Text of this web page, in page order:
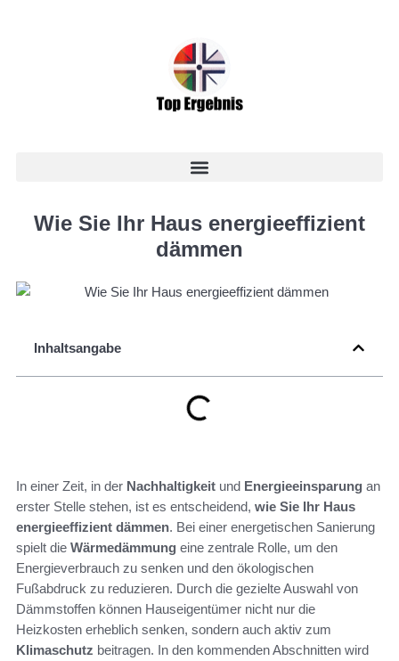
Wie Sie Ihr Haus energieeffizient
dämmen
Inhaltsangabe
In einer Zeit, in der Nachhaltigkeit und Energieeinsparung an
erster Stelle stehen, ist es entscheidend, wie Sie Ihr Haus
energieeffizient dämmen. Bei einer energetischen Sanierung
spielt die Wärmedämmung eine zentrale Rolle, um den
Energieverbrauch zu senken und den ökologischen
Fußabdruck zu reduzieren. Durch die gezielte Auswahl von
Dämmstoffen können Hauseigentümer nicht nur die
Heizkosten erheblich senken, sondern auch aktiv zum
Klimaschutz beitragen. In den kommenden Abschnitten wird